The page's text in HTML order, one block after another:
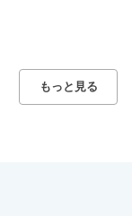
もっと見る